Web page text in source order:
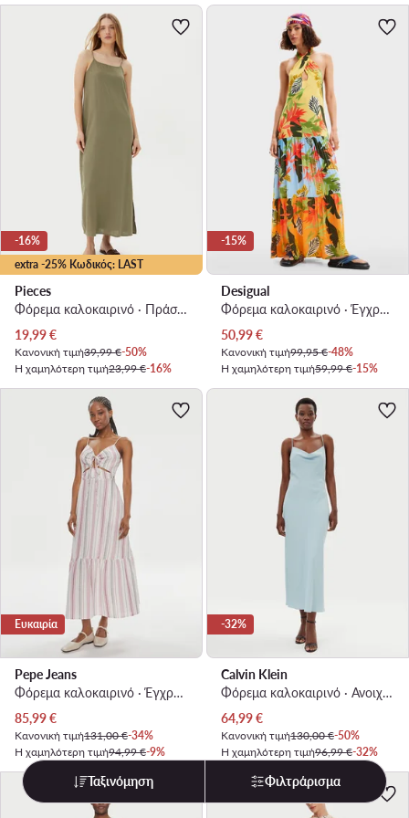
extra -25% Κωδικός: LAST
-16%
Pieces
Φόρεμα καλοκαιρινό · Πράσινο · Maxi
Τρέχουσα τιμή
19,99€
Κανονική τιμή39,99 €-50%
Η χαμηλότερη τιμή23,99 €-16%
-15%
Desigual
Φόρεμα καλοκαιρινό · Έγχρωμο · Maxi
Τρέχουσα τιμή
50,99€
Κανονική τιμή99,95 €-48%
Η χαμηλότερη τιμή59,99 €-15%
Ευκαιρία
Pepe Jeans
Φόρεμα καλοκαιρινό · Έγχρωμο · Maxi
Τρέχουσα τιμή
85,99€
Κανονική τιμή131,00 €-34%
Η χαμηλότερη τιμή94,99 €-9%
-32%
Calvin Klein
Φόρεμα καλοκαιρινό · Ανοιχτό μπλε · Maxi
Τρέχουσα τιμή
64,99€
Κανονική τιμή130,00 €-50%
Η χαμηλότερη τιμή96,99 €-32%
Ταξινόμηση Φιλτράρισμα